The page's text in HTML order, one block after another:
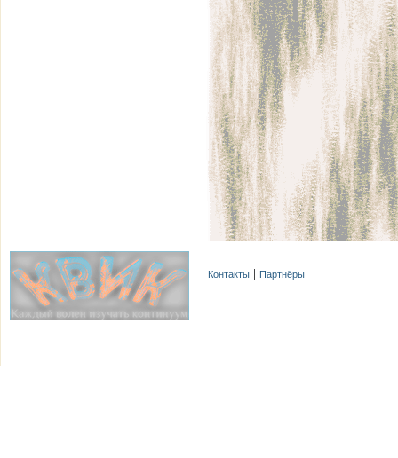
Контакты Партнёры